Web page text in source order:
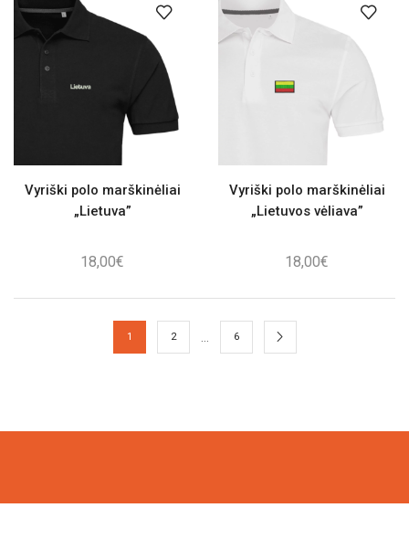
Vyriški polo marškinėliai
„Lietuva”
18,00€
Vyriški polo marškinėliai
„Lietuvos vėliava”
18,00€
1 2 … 6